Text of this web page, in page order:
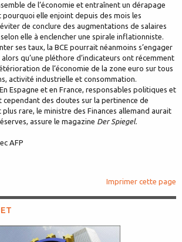
de l’économie et entraînent un dérapage
pourquoi elle enjoint depuis des mois les
de conclure des augmentations de salaires
elle à enclencher une spirale inflationniste.
ses taux, la BCE pourrait néanmoins s’engager
qu’une pléthore d’indicateurs ont récemment
de l’économie de la zone euro sur tous
activité industrielle et consommation.
Espagne et en France, responsables politiques et
des doutes sur la pertinence de
rare, le ministre des Finances allemand aurait
assure le magazine Der Spiegel.
AFP
Imprimer cette page